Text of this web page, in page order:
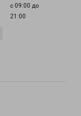
с 09:00 до
21:00